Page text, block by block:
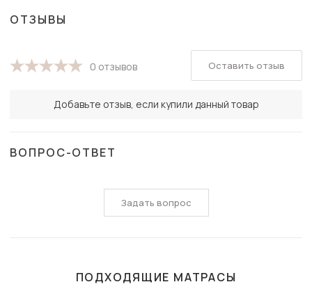
ОТЗЫВЫ
0 отзывов
Добавьте отзыв, если купили данный товар
Оставить отзыв
ВОПРОС-ОТВЕТ
Задать вопрос
ПОДХОДЯЩИЕ МАТРАСЫ